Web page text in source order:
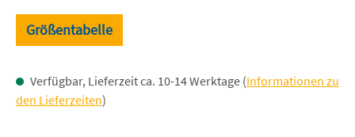
Größentabelle
Verfügbar, Lieferzeit ca. 10-14 Werktage (Informationen zu
den Lieferzeiten)